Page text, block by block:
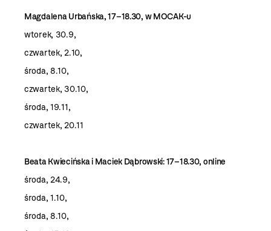
Magdalena Urbańska, 17–18.30, w MOCAK-u
wtorek, 30.9,
czwartek, 2.10,
środa, 8.10,
czwartek, 30.10,
środa, 19.11,
czwartek, 20.11
Beata Kwiecińska i Maciek Dąbrowski: 17–18.30, online
środa, 24.9,
środa, 1.10,
środa, 8.10,